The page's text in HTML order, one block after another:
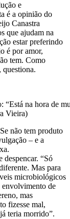
e
é a opinião do
Canastra
que ajudam na
estar preferindo
é por amor,
tem. Como
questiona.
“Está na hora de
Vieira)
não tem produto
– e a
despencar. “Só
Mas para
microbiológicos
envolvimento de
mas
fizesse mal,
teria morrido”.